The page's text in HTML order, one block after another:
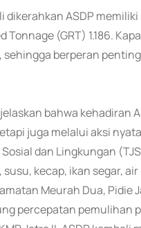
dikerahkan ASDP
Tonnage (GRT) 1.186.
berperan
bahwa kehadiran
juga melalui aksi
dan Lingkungan
kecap, ikan segar,
Meurah Dua, Pidie
percepatan pemulihan